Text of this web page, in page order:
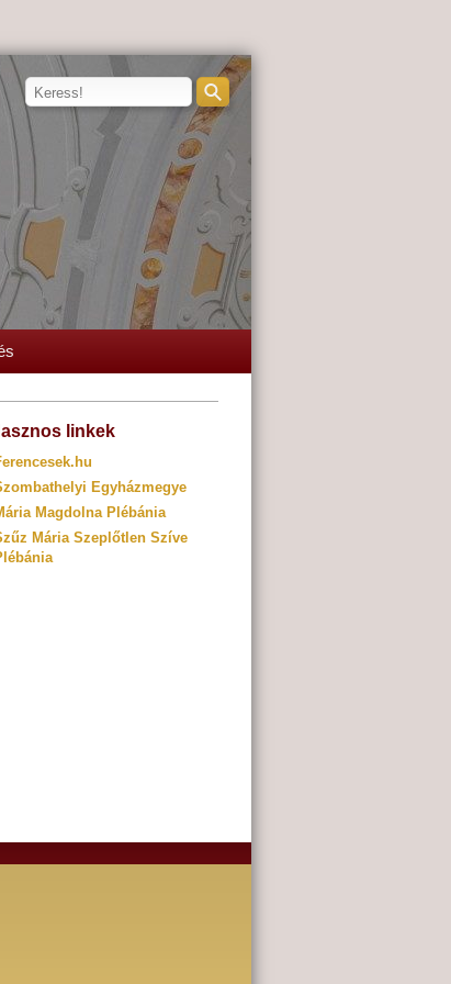
linkek
Egyházmegye
Magdolna Plébánia
Mária Szeplőtlen Szíve